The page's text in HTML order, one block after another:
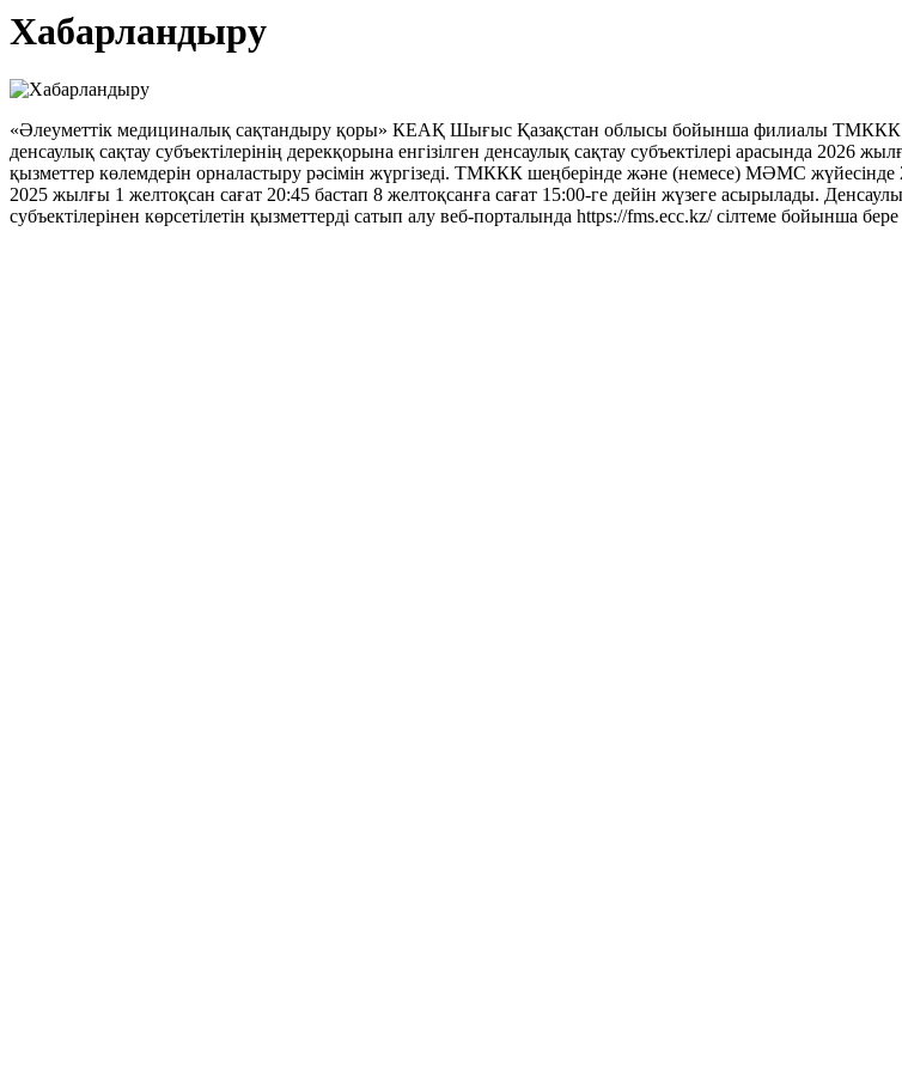
Хабарландыру
«Әлеуметтік медициналық сақтандыру қоры» КЕАҚ Шығыс Қазақстан облысы бойынша филиалы ТМККК
денсаулық сақтау субъектілерінің дерекқорына енгізілген денсаулық сақтау субъектілері арасында
қызметтер көлемдерін орналастыру рәсімін жүргізеді. ТМККК шеңберінде және (немесе) МӘМС жүйесінде
2025 жылғы 1 желтоқсан сағат 20:45 бастап 8 желтоқсанға сағат 15:00-ге дейін жүзеге асырылады.
субъектілерінен көрсетілетін қызметтерді сатып алу веб-порталында https://fms.ecc.kz/ сілтеме бойынша